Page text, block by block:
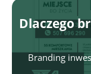
Jak
Lorem ipsum